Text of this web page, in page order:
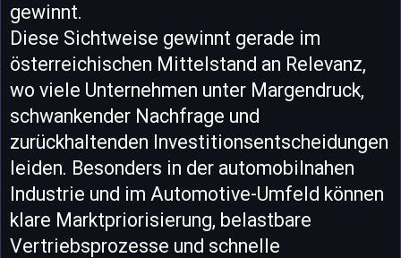
gewinnt.
Diese Sichtweise gewinnt gerade im
österreichischen Mittelstand an Relevanz,
wo viele Unternehmen unter Margendruck,
schwankender Nachfrage und
zurückhaltenden Investitionsentscheidungen
leiden. Besonders in der automobilnahen
Industrie und im Automotive-Umfeld können
klare Marktpriorisierung, belastbare
Vertriebsprozesse und schnelle